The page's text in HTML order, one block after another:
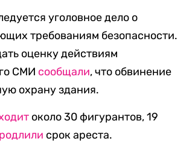
уголовное дело о
требованиям безопасности.
оценку действиям
СМИ сообщали, что обвинение
охрану здания.
около 30 фигурантов, 19
срок ареста.